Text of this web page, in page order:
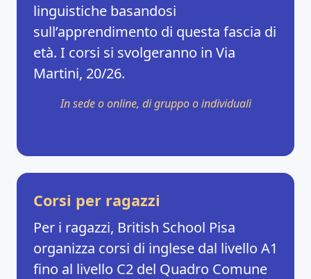
linguistiche basandosi
sull’apprendimento di questa fascia di
età. I corsi si svolgeranno in Via
Martini, 20/26.
In sede o online, di gruppo o individuali
Corsi per ragazzi
Per i ragazzi, British School Pisa
organizza corsi di inglese dal livello A1
fino al livello C2 del Quadro Comune